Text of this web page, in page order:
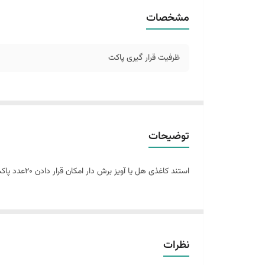
مشخصات
ظرفیت قرار گیری پاکت
توضیحات
استند کاغذی هل یا آویز برش دار امکان قرار دادن 20عدد پاکت هل روی آن وجود دارد.
نظرات